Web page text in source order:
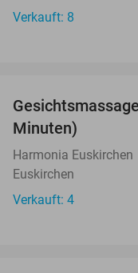
Verkauft: 8
Minuten)
Harmonia Euskirchen
Euskirchen
Verkauft: 4